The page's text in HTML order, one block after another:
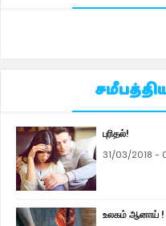
புரிதல்!
31/03/2018 -
உலகம் ஆனாய் !